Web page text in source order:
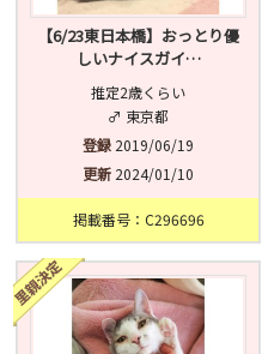
【6/23東日本橋】おっとり優
しいナイスガイ…
推定2歳くらい
♂ 東京都
登録 2019/06/19
更新 2024/01/10
掲載番号：C296696